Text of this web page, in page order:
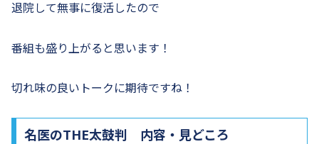
退院して無事に復活したので
番組も盛り上がると思います！
切れ味の良いトークに期待ですね！
名医のTHE太鼓判 内容・見どころ